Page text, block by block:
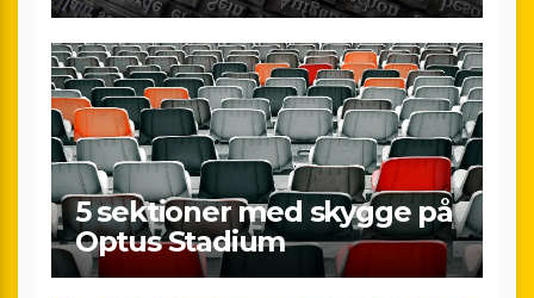
5 sektioner med skygge på
Optus Stadium